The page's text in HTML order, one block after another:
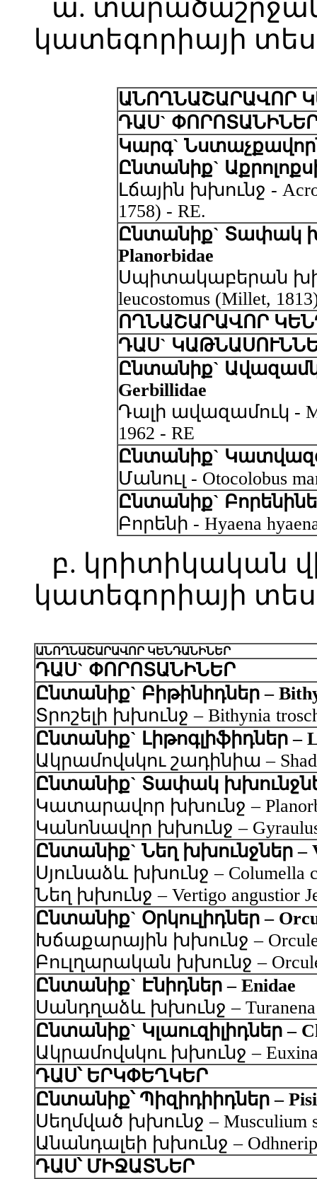
ա.
կատեգորիայի
ԱՆՈՂՆԱՇԱՐԱՎՈՐ
ԴԱՍ`
Կարգ`
Ընտանիք`
Լճային խխունջ -
1758) - RE.
Ընտանիք` Տափակ
Planorbidae
Սպիտակաբերան
leucostomus (Millet,
ՈՂՆԱՇԱՐԱՎՈՐ
ԴԱՍ`
Ընտանիք`
Gerbillidae
Դալի ավազամուկ -
1962 - RE
Ընտանիք`
Մանուլ - Otocolobus
Ընտանիք`
Բորենի - Hyaena
բ. կրիտիկական
կատեգորիայի
ԱՆՈՂՆԱՇԱՐԱՎՈՐ ԿԵՆԴԱՆԻՆԵՐ
ԴԱՍ` ՓՈՐՈՏԱՆԻՆԵՐ
Ընտանիք` Բիթինիդներ –
Տրոշելի խխունջ – Bithynia
Ընտանիք` Լիթոգլիֆիդներ –
Ակրամովսկու շադինիա –
Ընտանիք` Տափակ խխունջներ
Կատարավոր խխունջ – Planorbis
Կանոնավոր խխունջ – Gyraulus
Ընտանիք` Նեղ խխունջներ –
Սյունաձև խխունջ – Columella
Նեղ խխունջ – Vertigo angustior
Ընտանիք` Օրկուլիդներ –
Խճաքարային խխունջ –
Բուլղարական խխունջ –
Ընտանիք` Էնիդներ – Enidae
Սանդղաձև խխունջ – Turanena
Ընտանիք` Կլաուզիլիդներ –
Ակրամովսկու խխունջ – Euxina
ԴԱՍ՝ ԵՐԿՓԵՂԿԵՐ
Ընտանիք՝ Պիզիդիիդներ –
Սեղմված խխունջ – Musculium
Անանդալեի խխունջ –
ԴԱՍ՝ ՄԻՋԱՏՆԵՐ